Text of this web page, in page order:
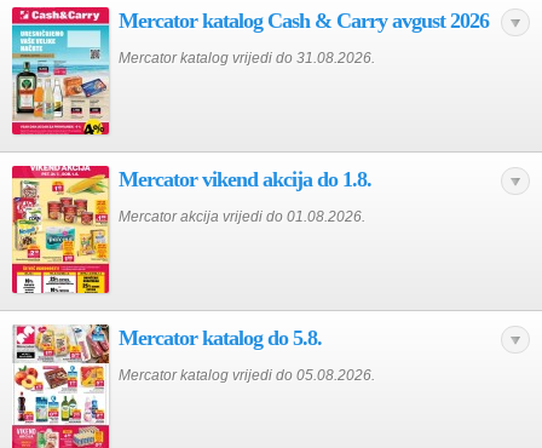
Mercator katalog Cash & Carry avgust 2026
Mercator katalog vrijedi do 31.08.2026.
Mercator vikend akcija do 1.8.
Mercator akcija vrijedi do 01.08.2026.
Mercator katalog do 5.8.
Mercator katalog vrijedi do 05.08.2026.